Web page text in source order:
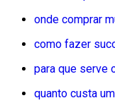
onde comprar
como fazer
para que serve
quanto custa